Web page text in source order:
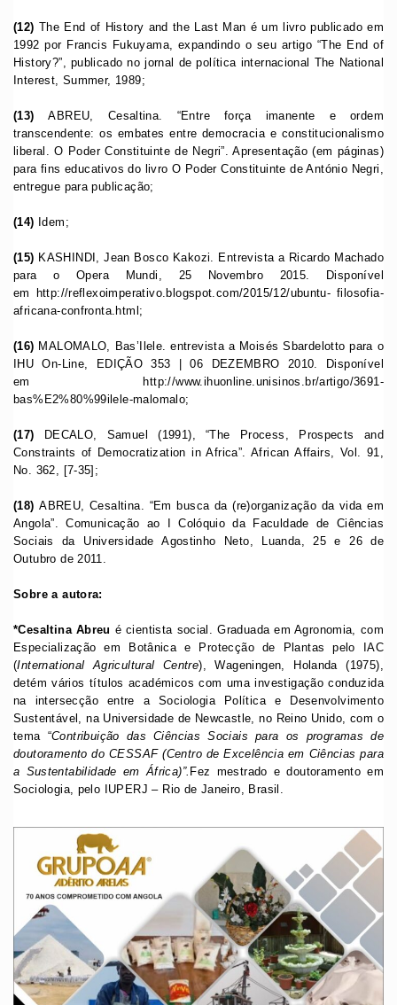
(12) The End of History and the Last Man é um livro publicado em
1992 por Francis Fukuyama, expandindo o seu artigo “The End of
History?”, publicado no jornal de política internacional The National
Interest, Summer, 1989;
(13) ABREU, Cesaltina. “Entre força imanente e ordem
transcendente: os embates entre democracia e constitucionalismo
liberal. O Poder Constituinte de Negri”. Apresentação (em páginas)
para fins educativos do livro O Poder Constituinte de António Negri,
entregue para publicação;
(14) Idem;
(15) KASHINDI, Jean Bosco Kakozi. Entrevista a Ricardo Machado
para o Opera Mundi, 25 Novembro 2015. Disponível
em http://reflexoimperativo.blogspot.com/2015/12/ubuntu- filosofia-
africana-confronta.html;
(16) MALOMALO, Bas’Ilele. entrevista a Moisés Sbardelotto para o
IHU On-Line, EDIÇÃO 353 | 06 DEZEMBRO 2010. Disponível
em http://www.ihuonline.unisinos.br/artigo/3691-
bas%E2%80%99ilele-malomalo;
(17) DECALO, Samuel (1991), “The Process, Prospects and
Constraints of Democratization in Africa”. African Affairs, Vol. 91,
No. 362, [7-35];
(18) ABREU, Cesaltina. “Em busca da (re)organização da vida em
Angola”. Comunicação ao I Colóquio da Faculdade de Ciências
Sociais da Universidade Agostinho Neto, Luanda, 25 e 26 de
Outubro de 2011.
Sobre a autora:
*Cesaltina Abreu é cientista social. Graduada em Agronomia, com
Especialização em Botânica e Protecção de Plantas pelo IAC
(International Agricultural Centre), Wageningen, Holanda (1975),
detém vários títulos académicos com uma investigação conduzida
na intersecção entre a Sociologia Política e Desenvolvimento
Sustentável, na Universidade de Newcastle, no Reino Unido, com o
tema “Contribuição das Ciências Sociais para os programas de
doutoramento do CESSAF (Centro de Excelência em Ciências para
a Sustentabilidade em África)”. Fez mestrado e doutoramento em
Sociologia, pelo IUPERJ – Rio de Janeiro, Brasil.